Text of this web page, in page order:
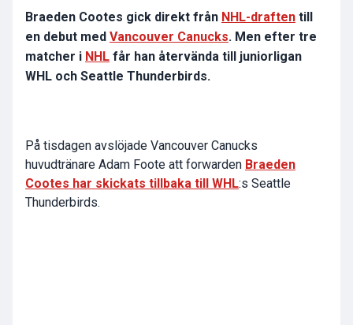
Braeden Cootes gick direkt från NHL-draften till
en debut med Vancouver Canucks. Men efter tre
matcher i NHL får han återvända till juniorligan
WHL och Seattle Thunderbirds.
På tisdagen avslöjade Vancouver Canucks
huvudtränare Adam Foote att forwarden Braeden
Cootes har skickats tillbaka till WHL:s Seattle
Thunderbirds.